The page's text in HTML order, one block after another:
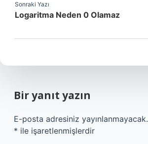
Sonraki Yazı
Logaritma Neden 0 Olamaz
Bir yanıt yazın
E-posta adresiniz yayınlanmayacak.
* ile işaretlenmişlerdir